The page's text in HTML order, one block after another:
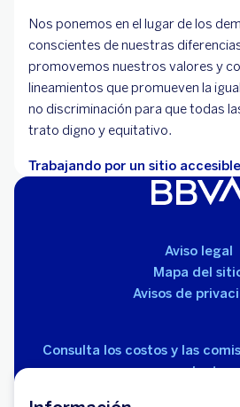
Nos ponemos en el lugar de los
conscientes de nuestras
promovemos nuestros valores y
lineamientos que promueven la
no discriminación para que todas
trato digno y equitativo.
Trabajando por un sitio
Aviso legal
Mapa del
Avisos de
Consulta los costos y las
productos